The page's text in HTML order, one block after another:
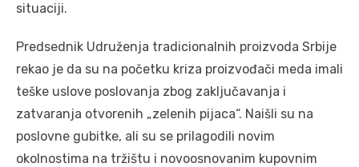
situaciji.
Predsednik Udruženja tradicionalnih proizvoda Srbije
rekao je da su na početku kriza proizvođači meda imali
teške uslove poslovanja zbog zaključavanja i
zatvaranja otvorenih „zelenih pijaca“. Naišli su na
poslovne gubitke, ali su se prilagodili novim
okolnostima na tržištu i novoosnovanim kupovnim